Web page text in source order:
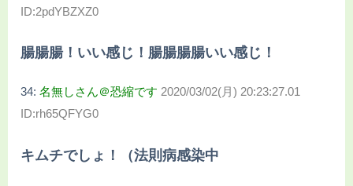
ID:2pdYBZXZ0
腸腸腸！いい感じ！腸腸腸腸いい感じ！
34: 名無しさん＠恐縮です 2020/03/02(月) 20:23:27.01
ID:rh65QFYG0
キムチでしょ！（法則病感染中